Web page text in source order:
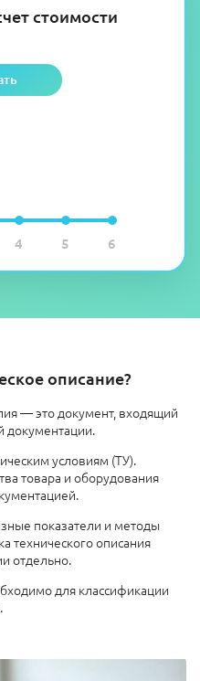
4 5 6
стоимости
описание?
— это документ, входящий
документации.
условиям (ТУ).
товара и оборудования
показатели и методы
технического описания
отдельно.
для классификации